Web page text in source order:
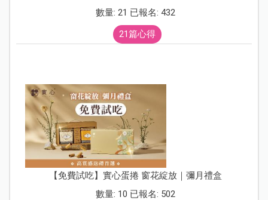
數量: 21 已報名: 432
21篇心得
【免費試吃】實心蛋捲 窗花綻放｜彌月禮盒
數量: 10 已報名: 502